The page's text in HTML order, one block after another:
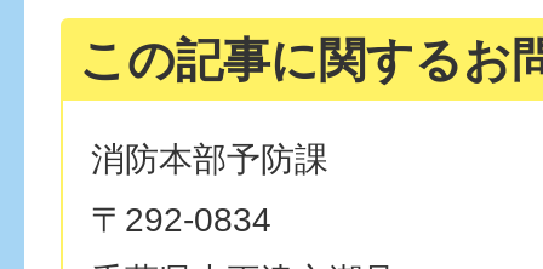
この記事に関するお
消防本部予防課
〒292-0834